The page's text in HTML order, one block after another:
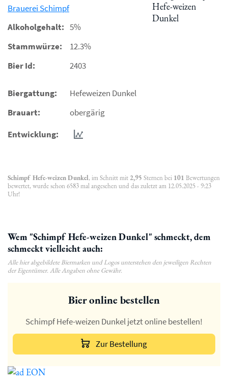
Brauerei Schimpf
Alkoholgehalt: 5%
Stammwürze:
12.3%
Bier Id:
2403
Biergattung:
Hefeweizen Dunkel
Brauart:
obergärig
Entwicklung:
Schimpf Hefe-weizen Dunkel, im Schnitt mit 2,95 Sternen bei 101 Bewertungen
bewertet, wurde schon 6583 mal angesehen und das zuletzt am 12.05.2025 - 9:23
Uhr!
Wem "Schimpf Hefe-weizen Dunkel" schmeckt, dem
schmeckt vielleicht auch:
Alle hier abgebildete Biermarken und Logos unterstehen den jeweiligen Rechten
der Eigentümer. Alle Angaben ohne Gewähr.
Bier online bestellen
Schimpf Hefe-weizen Dunkel jetzt online bestellen!
Zur Bestellung